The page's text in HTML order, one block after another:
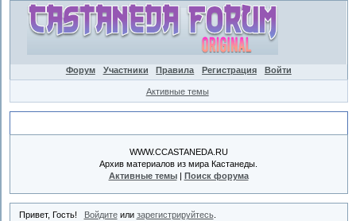
Форум Участники Правила Регистрация Войти
Активные темы
WWW.CCASTANEDA.RU
Архив материалов из мира Кастанеды.
Активные темы| Поиск форума
Привет, Гость! Войдитеили зарегистрируйтесь.